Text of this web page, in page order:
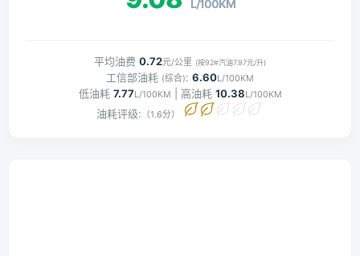
L/100KM
平均油费 0.72元/公里 (按92#汽油7.97元/升)
工信部油耗 (综合): 6.60L/100KM
低油耗 7.77L/100KM | 高油耗 10.38L/100KM
油耗评级: （1.6分）